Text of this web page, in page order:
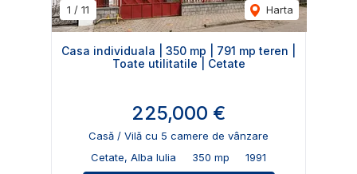
1 / 11 Harta
Casa individuala | 350 mp | 791 mp teren |
Toate utilitatile | Cetate
225,000 €
Casă / Vilă cu 5 camere de vânzare
Cetate, Alba Iulia
350 mp 1991